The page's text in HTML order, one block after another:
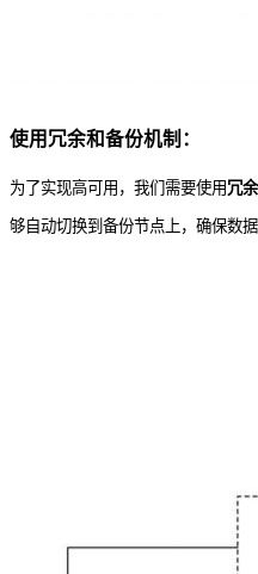
使用冗余和备份机制：
为了实现高可用，我们需要使用 冗余
够自动切换到备份节点上，确保数